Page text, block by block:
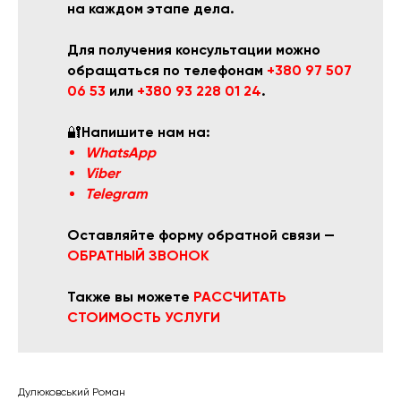
на каждом этапе дела.
Для получения консультации можно
обращаться по телефонам +380 97 507
06 53 или +380 93 228 01 24.
🔐Напишите нам на:
WhatsApp
Viber
Telegram
Оставляйте форму обратной связи —
ОБРАТНЫЙ ЗВОНОК
Также вы можете РАССЧИТАТЬ
СТОИМОСТЬ УСЛУГИ
Дулюковський Роман